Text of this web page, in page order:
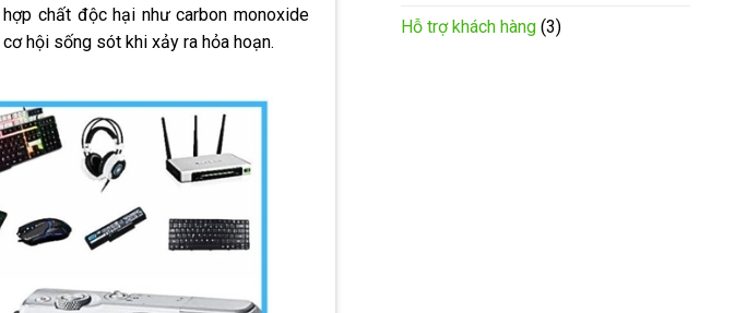
chất độc hại như carbon monoxide
hội sống sót khi xảy ra hỏa hoạn.
Hỗ trợ khách hàng (3)